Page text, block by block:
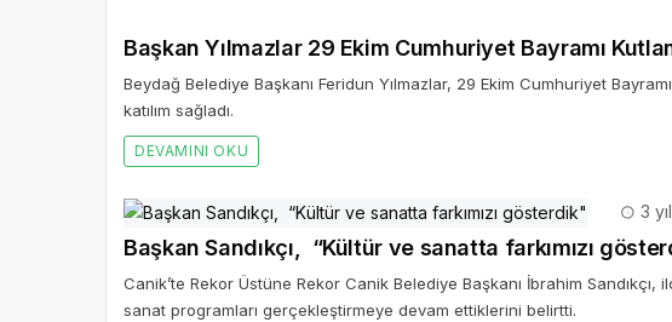
Başkan Yılmazlar 29 Ekim Cumhuriyet Bayramı
Beydağ Belediye Başkanı Feridun Yılmazlar, 29 Ekim Cumhuriyet
katılım sağladı.
DEVAMINI OKU
3
Başkan Sandıkçı, “Kültür ve sanatta farkımızı
Canik’te Rekor Üstüne Rekor Canik Belediye Başkanı İbrahim
sanat programları gerçekleştirmeye devam ettiklerini belirtti.